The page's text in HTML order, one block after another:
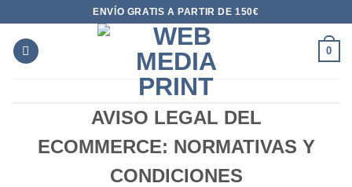
contenido
ENVÍO GRATIS A PARTIR DE 150€
0
AVISO LEGAL DEL
ECOMMERCE: NORMATIVAS Y
CONDICIONES